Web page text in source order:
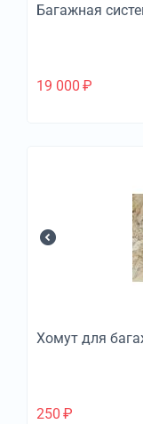
Багажная
19 000 ₽
Хомут для
250 ₽